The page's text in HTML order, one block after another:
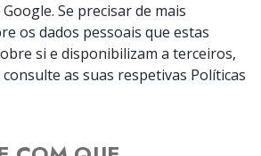
Se precisar de mais
os dados pessoais que estas
si e disponibilizam a terceiros,
as suas respetivas Políticas